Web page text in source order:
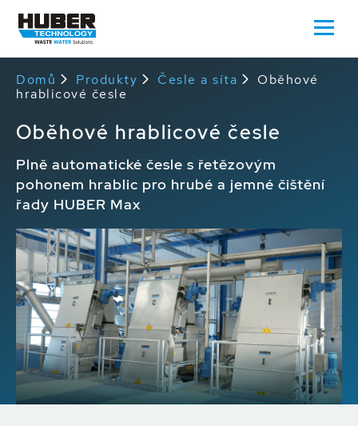
Domů Produkty Česle a síta
Oběhové
hrablicové česle
Oběhové hrablicové česle
Plně automatické česle s řetězovým
pohonem hrablic pro hrubé a jemné čištění
řady HUBER Max